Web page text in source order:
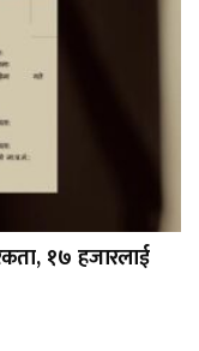
१७ हजारलाई